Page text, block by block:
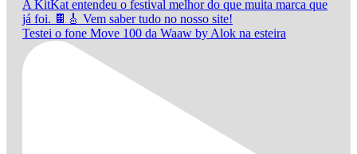
Testei o fone Move 100 da Waaw by Alok na esteira